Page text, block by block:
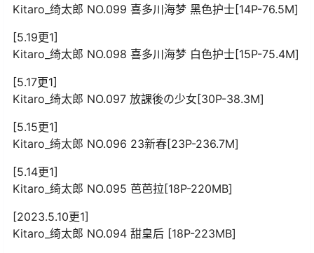
Kitaro_绮太郎 NO.099 喜多川海梦 黑色护士[14P-76.5M]
[5.19更1]
Kitaro_绮太郎 NO.098 喜多川海梦 白色护士[15P-75.4M]
[5.17更1]
Kitaro_绮太郎 NO.097 放課後の少女[30P-38.3M]
[5.15更1]
Kitaro_绮太郎 NO.096 23新春[23P-236.7M]
[5.14更1]
Kitaro_绮太郎 NO.095 芭芭拉[18P-220MB]
[2023.5.10更1]
Kitaro_绮太郎 NO.094 甜皇后 [18P-223MB]